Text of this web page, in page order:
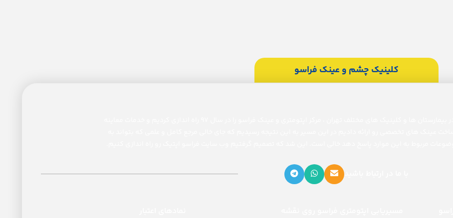
کلینیک چشم و عینک فراسو
با ما در ارتباط باشید